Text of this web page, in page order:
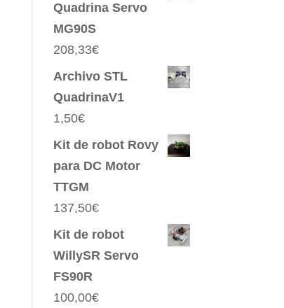
Quadrina Servo
MG90S
208,33€
Archivo STL
QuadrinaV1
1,50€
Kit de robot Rovy
para DC Motor
TTGM
137,50€
Kit de robot
WillySR Servo
FS90R
100,00€